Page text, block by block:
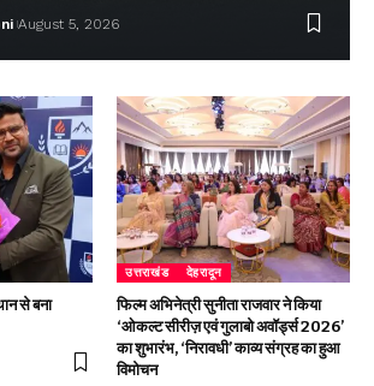
August 5, 2026
से बना
उत्तराखंड देहरादून
फिल्म अभिनेत्री सुनीता राजवार ने किया
‘ओकल्ट सीरीज़ एवं गुलाबो अवॉर्ड्स 2026’
का शुभारंभ, ‘निरावधी’ काव्य संग्रह का हुआ
विमोचन